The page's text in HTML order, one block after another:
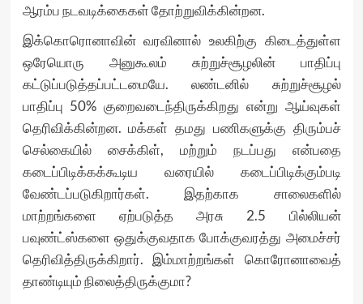
ஆரம்ப நடவடிக்கைகள் தோற்றுவிக்கின்றன.
இக்கொரொனாவின் வரவினால் உலகிற்கு கிடைத்துள்ள
ஒரேயொரு அனுகூலம் சுற்றுச்சூழலின் பாதிப்பு
கட்டுப்படுத்தப்பட்டமையே. லண்டனில் சுற்றுச்சூழல்
பாதிப்பு 50% குறைவடைந்திருக்கிறது என்று ஆய்வுகள்
தெரிவிக்கின்றன. மக்கள் தமது பணிகளுக்கு திரும்பச்
செல்கையில் சைக்கிள், மற்றும் நடப்பது என்பதை
கடைப்பிடிக்கக்கூடிய வரையில் கடைப்பிடிக்கும்படி
வேண்டப்படுகிறார்கள். இதற்காக சாலைகளில்
மாற்றங்களை ஏற்படுத்த அரசு 2.5 பில்லியன்
பவுண்ட்ஸ்களை ஒதுக்குவதாக போக்குவரத்து அமைச்சர்
தெரிவித்திருக்கிறார். இம்மாற்றங்கள் கொரோனாவைத்
தாண்டியும் நிலைத்திருக்குமா?